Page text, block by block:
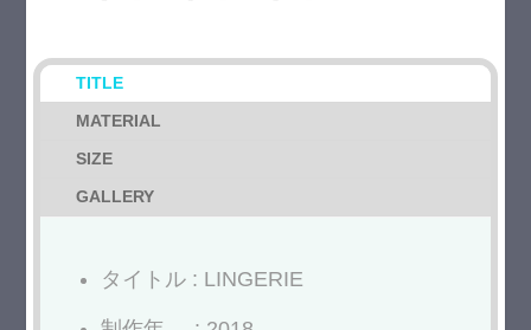
TITLE
MATERIAL
SIZE
GALLERY
タイトル : LINGERIE